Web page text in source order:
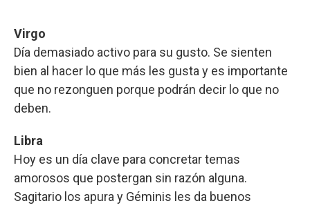
Virgo
Día demasiado activo para su gusto. Se sienten
bien al hacer lo que más les gusta y es importante
que no rezonguen porque podrán decir lo que no
deben.
Libra
Hoy es un día clave para concretar temas
amorosos que postergan sin razón alguna.
Sagitario los apura y Géminis les da buenos